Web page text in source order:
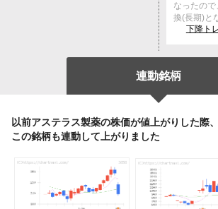
なったの
換(長期)と
下降ト
連動銘柄
以前アステラス製薬の株価が値上がりした際
この銘柄も連動して上がりました